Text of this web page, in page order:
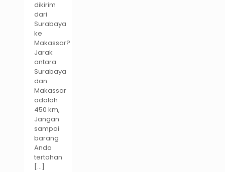
dikirim
dari
Surabaya
ke
Makassar?
Jarak
antara
Surabaya
dan
Makassar
adalah
450 km,
Jangan
sampai
barang
Anda
tertahan
[…]